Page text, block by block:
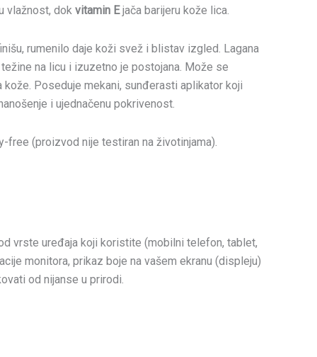
vlažnost, dok vitamin Ejača barijeru kože lica.
rumenilo daje koži svež i blistav izgled. Lagana
na licu i izuzetno je postojana. Može se
Poseduje mekani, sunđerasti aplikator koji
i ujednačenu pokrivenost.
free (proizvod nije testiran na životinjama).
vrste uređaja koji koristite (mobilni telefon, tablet,
monitora, prikaz boje na vašem ekranu (displeju)
od nijanse u prirodi.